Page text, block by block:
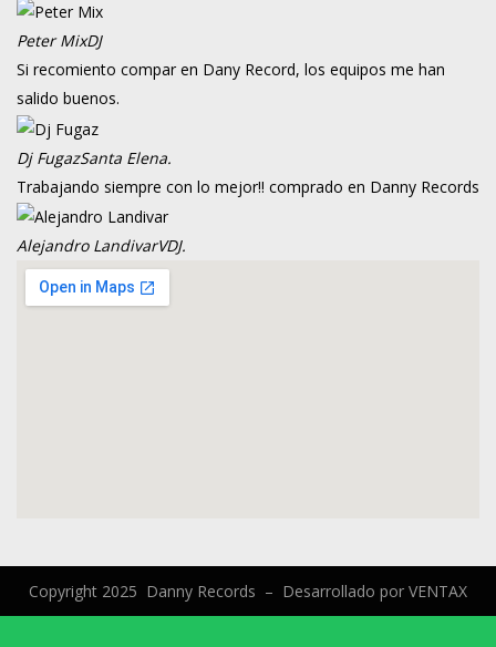
Peter MixDJ
Si recomiento compar en Dany Record, los equipos me han
salido buenos.
Dj FugazSanta Elena.
Trabajando siempre con lo mejor!! comprado en Danny Records
Alejandro LandivarVDJ.
Copyright 2025 Danny Records – Desarrollado por VENTAX